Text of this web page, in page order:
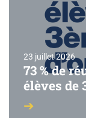
23 juillet 2026
73 % de
élèves de